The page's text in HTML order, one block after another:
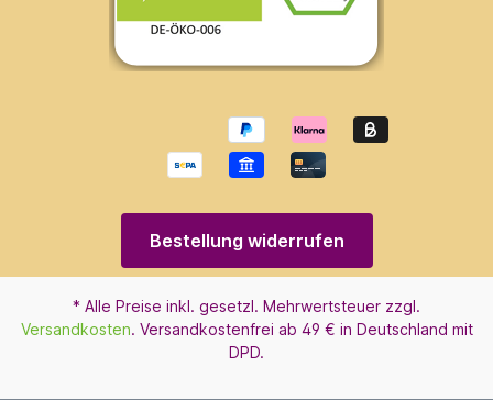
Bestellung widerrufen
* Alle Preise inkl. gesetzl. Mehrwertsteuer zzgl.
Versandkosten. Versandkostenfrei ab 49 € in Deutschland mit
DPD.